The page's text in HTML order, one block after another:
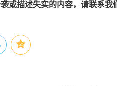
或描述失实的内容，请联系我